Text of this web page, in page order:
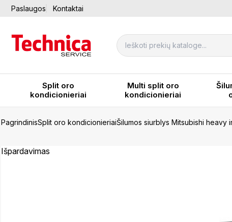
Paslaugos Kontaktai
Split oro
kondicionieriai
Multi split oro
kondicionieriai
PagrindinisSplit oro kondicionieriaiŠilumos siurblys Mitsubishi heavy
Išpardavimas